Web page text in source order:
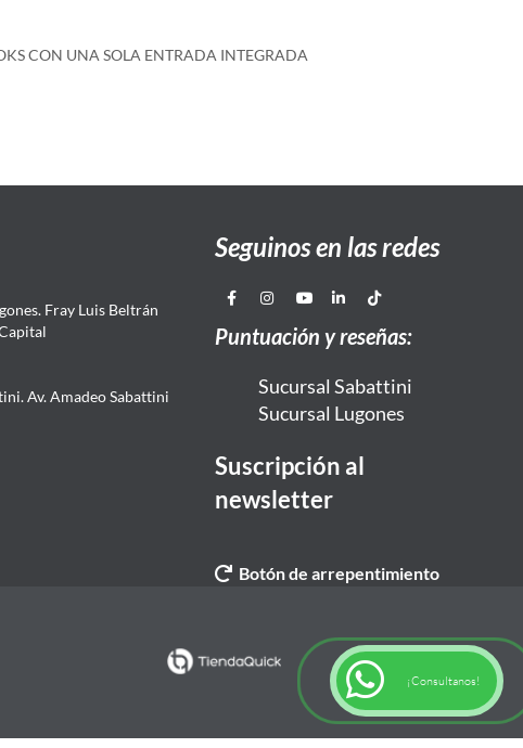
CON UNA SOLA ENTRADA INTEGRADA
Fray Luis Beltrán
Av. Amadeo Sabattini
Seguinos en las redes
Puntuación y reseñas:
Sucursal Sabattini
Sucursal Lugones
Suscripción al
newsletter
Botón de arrepentimiento
¡Consultanos!